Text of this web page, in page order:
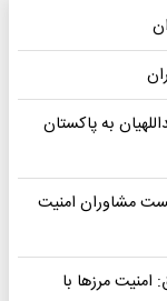
به پاکستان
مشاوران امنیت
مرزها با